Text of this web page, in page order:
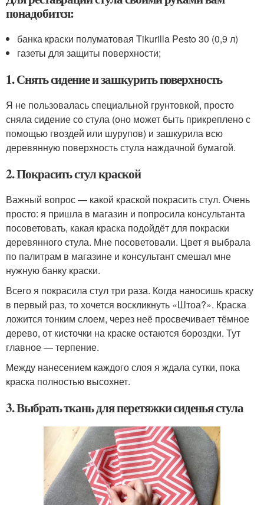
понадобится:
банка краски полуматовая Tikurilla Pesto 30 (0,9 л)
газеты для защиты поверхности;
1. Снять сидение и зашкурить поверхность
Я не пользовалась специальной грунтовкой, просто
сняла сидение со стула (оно может быть прикреплено с
помощью гвоздей или шурупов) и зашкурила всю
деревянную поверхность стула наждачной бумагой.
2. Покрасить стул краской
Важный вопрос — какой краской покрасить стул. Очень
просто: я пришла в магазин и попросила консультанта
посоветовать, какая краска подойдёт для покраски
деревянного стула. Мне посоветовали. Цвет я выбрала
по палитрам в магазине и консультант смешал мне
нужную банку краски.
Всего я покрасила стул три раза. Когда наносишь краску
в первый раз, то хочется воскликнуть «Штоа?». Краска
ложится тонким слоем, через неё просвечивает тёмное
дерево, от кисточки на краске остаются бороздки. Тут
главное — терпение.
Между нанесением каждого слоя я ждала сутки, пока
краска полностью высохнет.
3. Выбрать ткань для перетяжки сиденья стула